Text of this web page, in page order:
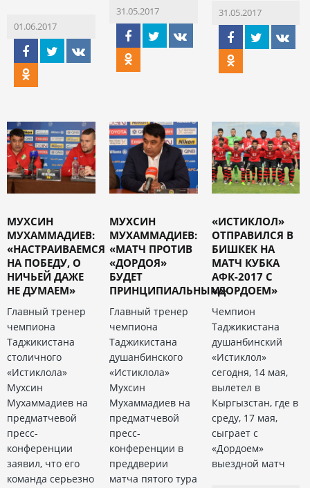
01.06.2017
31.05.2017 31.05.2017
МУХСИН
МУХАММАДИЕВ:
«НАСТРАИВАЕМСЯ
НА ПОБЕДУ, О
НИЧЬЕЙ ДАЖЕ
НЕ ДУМАЕМ»
Главный тренер
чемпиона
Таджикистана
столичного
«Истиклола»
Мухсин
Мухаммадиев на
предматчевой
пресс-
конференции
заявил, что его
команда серьезно
МУХСИН
МУХАММАДИЕВ:
«МАТЧ ПРОТИВ
«ДОРДОЯ»
БУДЕТ
ПРИНЦИПИАЛЬНЫМ»
Главный тренер
чемпиона
Таджикистана
душанбинского
«Истиклола»
Мухсин
Мухаммадиев на
предматчевой
пресс-
конференции в
преддверии
матча пятого тура
«ИСТИКЛОЛ»
ОТПРАВИЛСЯ В
БИШКЕК НА
МАТЧ КУБКА
АФК-2017 С
«ДОРДОЕМ»
Чемпион
Таджикистана
душанбинский
«Истиклол»
сегодня, 14 мая,
вылетел в
Кыргызстан, где в
среду, 17 мая,
сыграет с
«Дордоем»
выездной матч